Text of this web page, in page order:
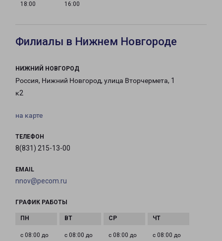
18:00
16:00
Филиалы в Нижнем Новгороде
НИЖНИЙ НОВГОРОД
Россия, Нижний Новгород, улица Вторчермета, 1
к2
на карте
ТЕЛЕФОН
8(831) 215-13-00
EMAIL
nnov@pecom.ru
ГРАФИК РАБОТЫ
с 08:00 до с 08:00 до с 08:00 до с 08:00 до